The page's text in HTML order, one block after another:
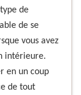
de
de se
vous avez
intérieure.
en un coup
de tout